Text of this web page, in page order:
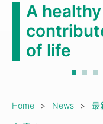
A
of life
Home News 最